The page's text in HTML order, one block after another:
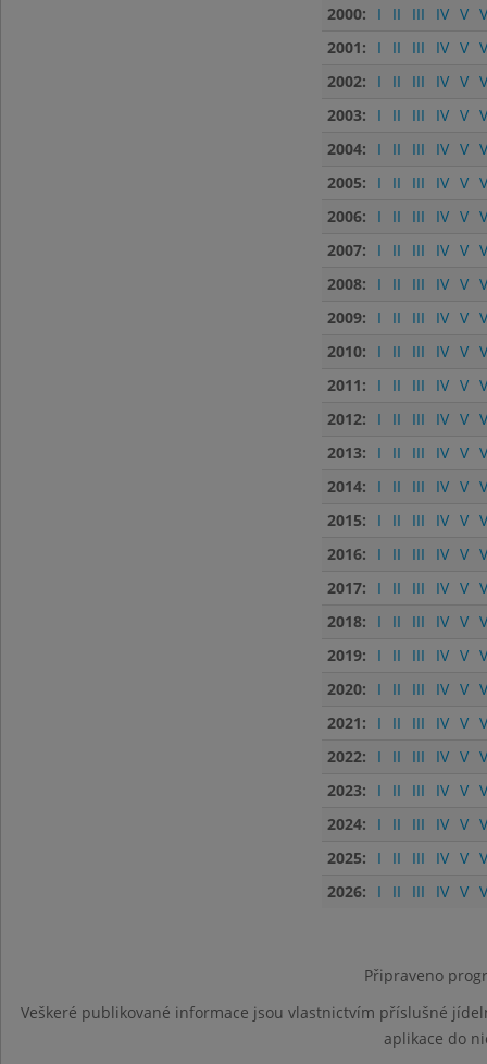
2000: I II III IV V
2001:
I II III IV V
2002:
I II III IV V
2003:
I II III IV V
2004:
I II III IV V
2005:
I II III IV V
2006:
I II III IV V
2007:
I II III IV V
2008:
I II III IV V
2009:
I II III IV V
2010:
I II III IV V
2011:
I II III IV V
2012:
I II III IV V
2013:
I II III IV V
2014:
I II III IV V
2015:
I II III IV V
2016:
I II III IV V
2017:
I II III IV V
2018:
I II III IV V
2019:
I II III IV V
2020:
I II III IV V
2021:
I II III IV V
2022:
I II III IV V
2023:
I II III IV V
2024:
I II III IV V
2025:
I II III IV V
2026:
I II III IV V
Připraveno
Veškeré publikované informace jsou vlastnictvím příslušné
aplikace do